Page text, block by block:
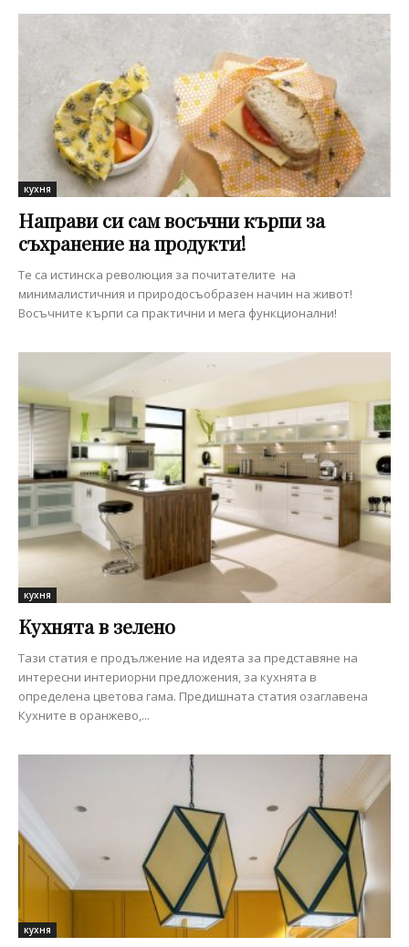
кухня
Направи си сам восъчни кърпи за
съхранение на продукти!
Те са истинска революция за почитателите на
минималистичния и природосъобразен начин на живот!
Восъчните кърпи са практични и мега функционални!
кухня
Кухнята в зелено
Тази статия е продължение на идеята за представяне на
интересни интериорни предложения, за кухнята в
определена цветова гама. Предишната статия озаглавена
Кухните в оранжево,...
кухня